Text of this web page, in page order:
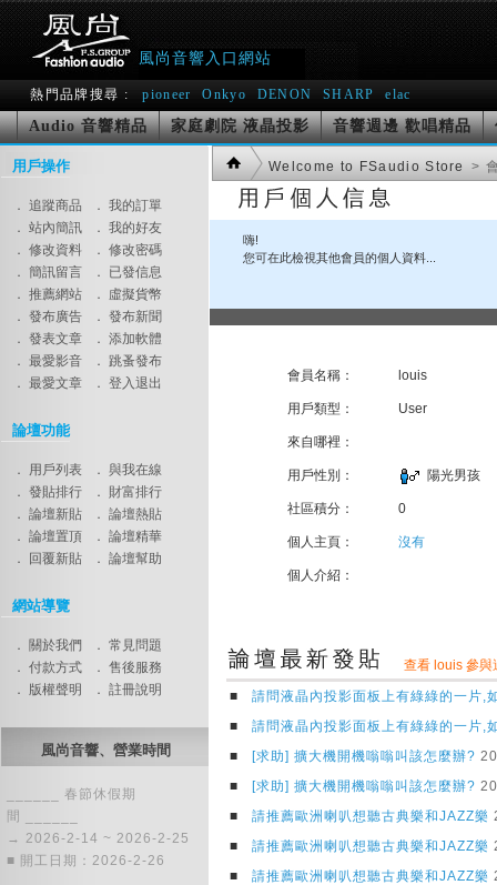
風尚音響入口網站
熱門品牌搜尋 : pioneer Onkyo DENON SHARP elac
Audio 音響精品 家庭劇院 液晶投影 音響週邊 歡唱精品
用戶操作
． 追蹤商品
． 我的訂單
． 站內簡訊
． 我的好友
． 修改資料
． 修改密碼
． 簡訊留言
． 已發信息
． 推薦網站
． 虛擬貨幣
． 發布廣告
． 發布新聞
． 發表文章
． 添加軟體
． 最愛影音
． 跳蚤發布
． 最愛文章
． 登入退出
論壇功能
． 用戶列表
． 與我在線
． 發貼排行
． 財富排行
． 論壇新貼
． 論壇熱貼
． 論壇置頂
． 論壇精華
． 回覆新貼
． 論壇幫助
網站導覽
． 關於我們
． 常見問題
． 付款方式
． 售後服務
． 版權聲明
． 註冊說明
風尚音響、營業時間
______ 春節休假期
間 ______
→ 2026-2-14 ~ 2026-2-25
■ 開工日期：2026-2-26
Welcome to FSaudio Store >
嗨!
您可在此檢視其他會員的個人資料...
會員名稱： louis
用戶類型： User
來自哪裡：
用戶性別： 陽光男孩
社區積分： 0
個人主頁： 沒有
個人介紹：
查看 louis 參與
■
請問液晶內投影面板上有綠綠的一片,
■
請問液晶內投影面板上有綠綠的一片,
■
[求助] 擴大機開機嗡嗡叫該怎麼辦?
■
[求助] 擴大機開機嗡嗡叫該怎麼辦?
■
請推薦歐洲喇叭想聽古典樂和JAZZ樂
■
請推薦歐洲喇叭想聽古典樂和JAZZ樂
■
請推薦歐洲喇叭想聽古典樂和JAZZ樂